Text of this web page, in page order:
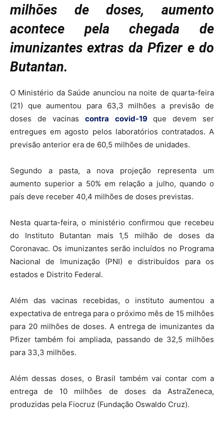
milhões de doses, aumento
acontece pela chegada de
imunizantes extras da Pfizer e do
Butantan.
O Ministério da Saúde anunciou na noite de quarta-feira
(21) que aumentou para 63,3 milhões a previsão de
doses de vacinascontra covid-19 que devem ser
entregues em agosto pelos laboratórios contratados. A
previsão anterior era de 60,5 milhões de unidades.
Segundo a pasta, a nova projeção representa um
aumento superior a 50% em relação a julho, quando o
país deve receber 40,4 milhões de doses previstas.
Nesta quarta-feira, o ministério confirmou que recebeu
do Instituto Butantan mais 1,5 milhão de doses da
Coronavac. Os imunizantes serão incluídos no Programa
Nacional de Imunização (PNI) e distribuídos para os
estados e Distrito Federal.
Além das vacinas recebidas, o instituto aumentou a
expectativa de entrega para o próximo mês de 15 milhões
para 20 milhões de doses. A entrega de imunizantes da
Pfizer também foi ampliada, passando de 32,5 milhões
para 33,3 milhões.
Além dessas doses, o Brasil também vai contar com a
entrega de 10 milhões de doses da AstraZeneca,
produzidas pela Fiocruz (Fundação Oswaldo Cruz).